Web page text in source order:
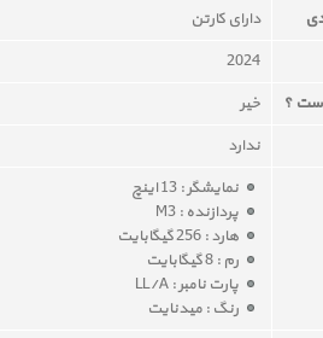
دارای کارتن
2024
؟
خیر
ندارد
نمایشگر : 13 اینچ
پردازنده : M3
هارد : 256 گیگابایت
رم : 8 گیگابایت
پارت نامبر : LL/A
رنگ : میدنایت